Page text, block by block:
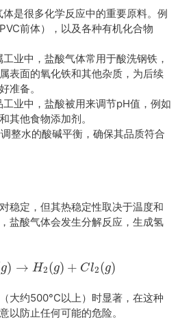
体是很多化学反应中的重要原料。例
前体），以及各种有机化合物
工业中，盐酸气体常用于酸洗钢铁，
表面的氧化铁和其他杂质，为后续
准备。
工业中，盐酸被用来调节pH值，例如
其他食物添加剂。
调整水的酸碱平衡，确保其品质符合
稳定，但其热稳定性取决于温度和
盐酸气体会发生分解反应，生成氢
g) → H2(g) + Cl2(g)
大约500°C以上）时显著，在这种
以防止任何可能的危险。